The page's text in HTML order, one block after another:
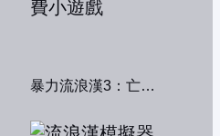
暴力流浪漢3：亡命之徒